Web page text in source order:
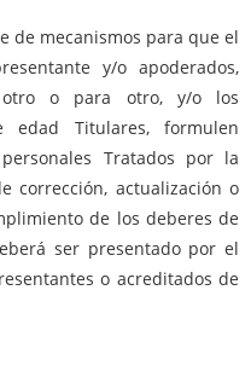
de mecanismos para que el
y/o apoderados,
o para otro, y/o los
edad Titulares, formulen
Tratados por la
corrección, actualización o
de los deberes de
ser presentado por el
o acreditados de